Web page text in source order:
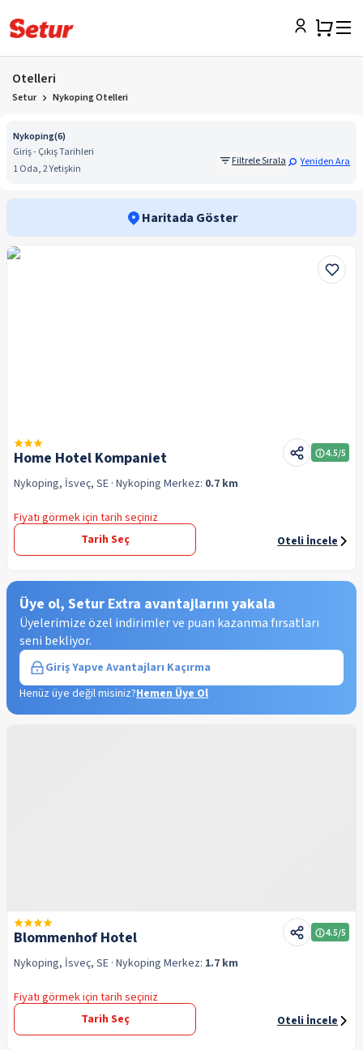
Otelleri
Setur Nykoping Otelleri
Nykoping(6)
Giriş - Çıkış Tarihleri
1 Oda, 2 Yetişkin
Filtrele Sırala Yeniden Ara
Haritada Göster
Home Hotel Kompaniet 4.5/5
Nykoping, İsveç, SE · Nykoping Merkez: 0.7 km
Fiyatı görmek için tarih seçiniz
Tarih Seç
Oteli İncele
Üye ol, Setur Extra avantajlarını yakala
Üyelerimize özel indirimler ve puan kazanma fırsatları
seni bekliyor.
Giriş Yapve Avantajları Kaçırma
Henüz üye değil misiniz?Hemen Üye Ol
Blommenhof Hotel 4.5/5
Nykoping, İsveç, SE · Nykoping Merkez: 1.7 km
Fiyatı görmek için tarih seçiniz
Tarih Seç
Oteli İncele